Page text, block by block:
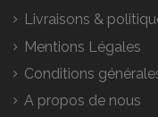
Livraisons &
Mentions Légales
Conditions
A propos de nous